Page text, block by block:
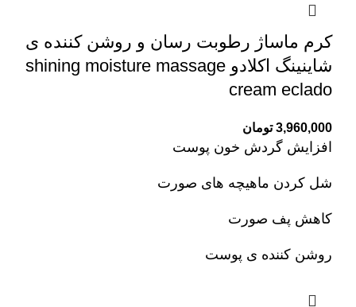
کرم ماساژ رطوبت رسان و روشن کننده ی
شاینینگ اکلادو shining moisture massage
cream eclado
3,960,000 تومان
افزایش گردش خون پوست
شل کردن ماهیچه های صورت
کاهش پف صورت
روشن کننده ی پوست